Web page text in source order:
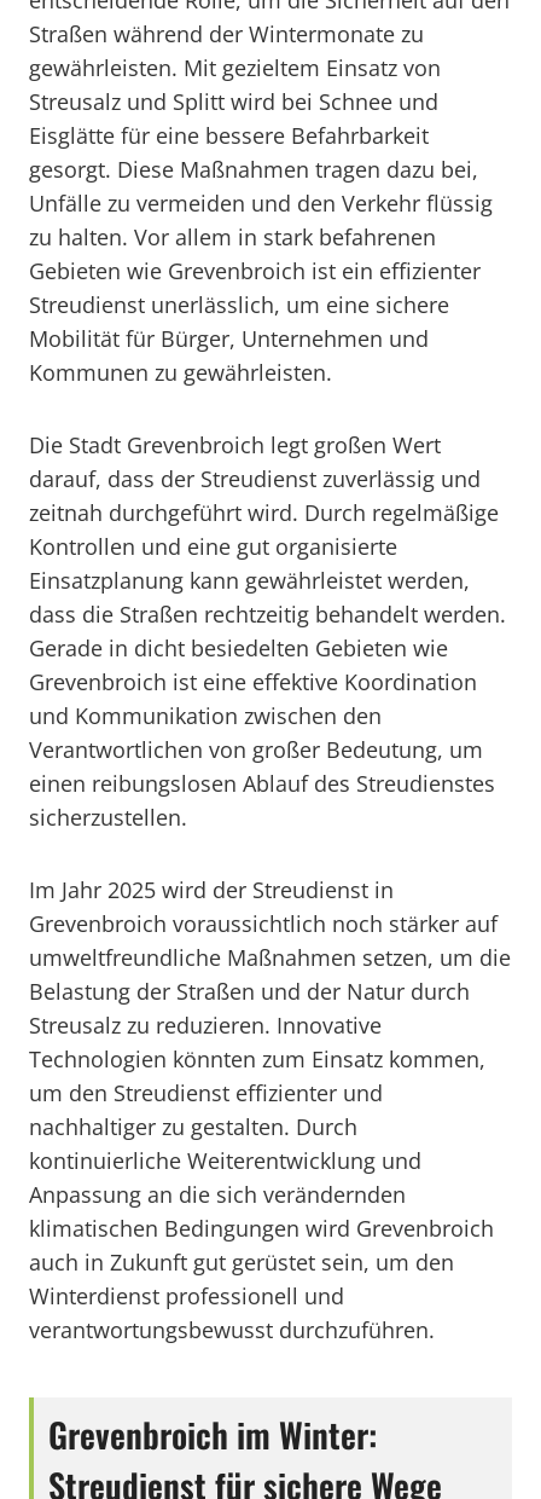
Straßen während der Wintermonate zu
gewährleisten. Mit gezieltem Einsatz von
Streusalz und Splitt wird bei Schnee und
Eisglätte für eine bessere Befahrbarkeit
gesorgt. Diese Maßnahmen tragen dazu bei,
Unfälle zu vermeiden und den Verkehr flüssig
zu halten. Vor allem in stark befahrenen
Gebieten wie Grevenbroich ist ein effizienter
Streudienst unerlässlich, um eine sichere
Mobilität für Bürger, Unternehmen und
Kommunen zu gewährleisten.
Die Stadt Grevenbroich legt großen Wert
darauf, dass der Streudienst zuverlässig und
zeitnah durchgeführt wird. Durch regelmäßige
Kontrollen und eine gut organisierte
Einsatzplanung kann gewährleistet werden,
dass die Straßen rechtzeitig behandelt werden.
Gerade in dicht besiedelten Gebieten wie
Grevenbroich ist eine effektive Koordination
und Kommunikation zwischen den
Verantwortlichen von großer Bedeutung, um
einen reibungslosen Ablauf des Streudienstes
sicherzustellen.
Im Jahr 2025 wird der Streudienst in
Grevenbroich voraussichtlich noch stärker auf
umweltfreundliche Maßnahmen setzen, um die
Belastung der Straßen und der Natur durch
Streusalz zu reduzieren. Innovative
Technologien könnten zum Einsatz kommen,
um den Streudienst effizienter und
nachhaltiger zu gestalten. Durch
kontinuierliche Weiterentwicklung und
Anpassung an die sich verändernden
klimatischen Bedingungen wird Grevenbroich
auch in Zukunft gut gerüstet sein, um den
Winterdienst professionell und
verantwortungsbewusst durchzuführen.
Grevenbroich im Winter:
Streudienst für sichere Wege